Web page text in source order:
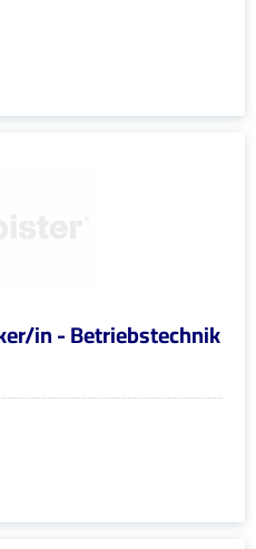
in - Betriebstechnik